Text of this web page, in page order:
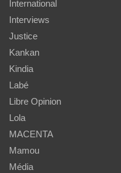
International
Interviews
Justice
Kankan
Kindia
Labé
Libre Opinion
Lola
MACENTA
Mamou
Média